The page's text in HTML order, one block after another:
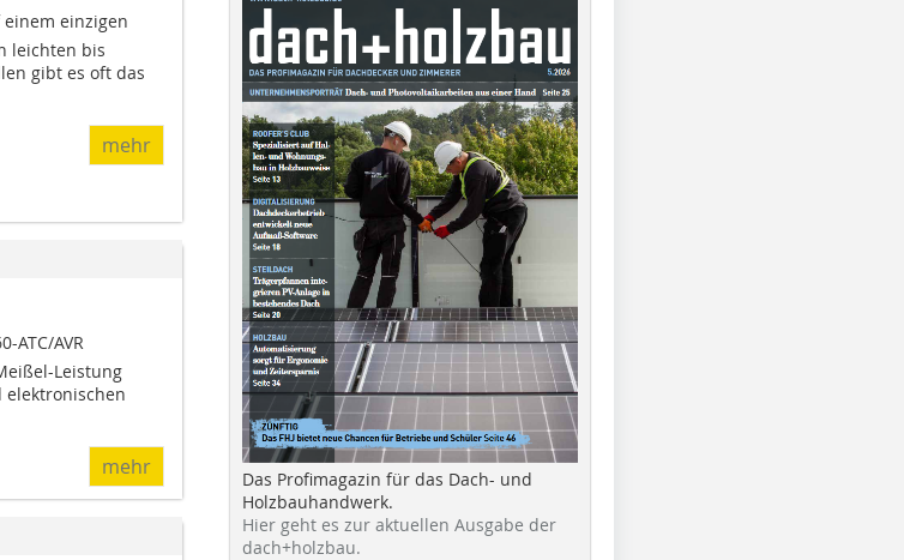
einem einzigen
leichten bis
gibt es oft das
mehr
AVR
Leistung
mehr
Das Profimagazin für das Dach- und
Holzbauhandwerk.
Hier geht es zur aktuellen Ausgabe der
dach+holzbau.